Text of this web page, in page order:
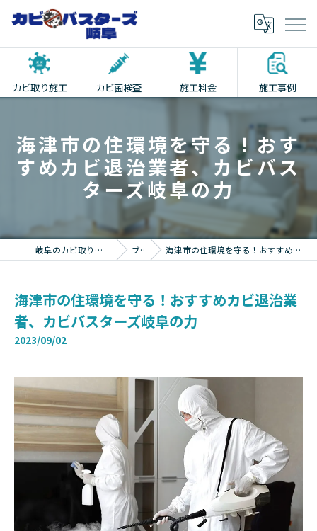
カビ取り施工 カビ菌検査 施工料金 施工事例
海津市の住環境を守る！おす
すめカビ退治業者、カビバス
ターズ岐阜の力
岐阜のカビ取りならカビバスターズ岐阜 ブログ 海津市の住環境を守る！おすすめカビ退治業者、カビバスターズ岐阜の力
海津市の住環境を守る！おすすめカビ退治業
者、カビバスターズ岐阜の力
2023/09/02